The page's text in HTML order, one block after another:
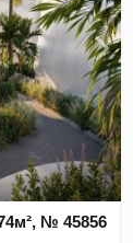
№ 45856